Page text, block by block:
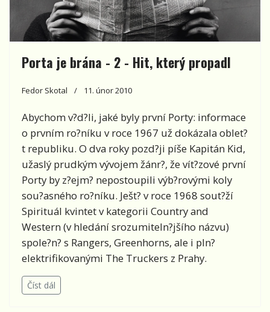
Porta je brána - 2 - Hit, který propadl
Fedor Skotal 11. únor 2010
Abychom v?d?li, jaké byly první Porty: informace
o prvním ro?níku v roce 1967 už dokázala oblet?
t republiku. O dva roky pozd?ji píše Kapitán Kid,
užaslý prudkým vývojem žánr?, že vít?zové první
Porty by z?ejm? nepostoupili výb?rovými koly
sou?asného ro?níku. Ješt? v roce 1968 sout?ží
Spirituál kvintet v kategorii Country and
Western (v hledání srozumiteln?jšího názvu)
spole?n? s Rangers, Greenhorns, ale i pln?
elektrifikovanými The Truckers z Prahy.
Číst dál